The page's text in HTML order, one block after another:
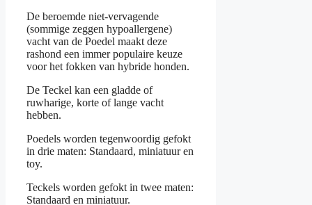
De beroemde niet-vervagende
(sommige zeggen hypoallergene)
vacht van de Poedel maakt deze
rashond een immer populaire keuze
voor het fokken van hybride honden.
De Teckel kan een gladde of
ruwharige, korte of lange vacht
hebben.
Poedels worden tegenwoordig gefokt
in drie maten: Standaard, miniatuur en
toy.
Teckels worden gefokt in twee maten:
Standaard en miniatuur.